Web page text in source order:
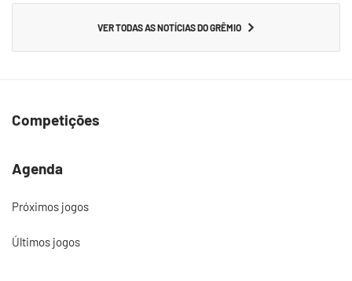
VER TODAS AS NOTÍCIAS DO GRÊMIO
Competições
Agenda
Próximos jogos
Últimos jogos